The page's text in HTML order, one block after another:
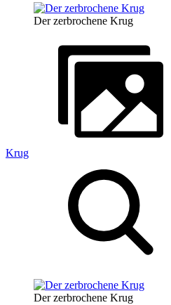
Der zerbrochene Krug
Krug
Der zerbrochene Krug